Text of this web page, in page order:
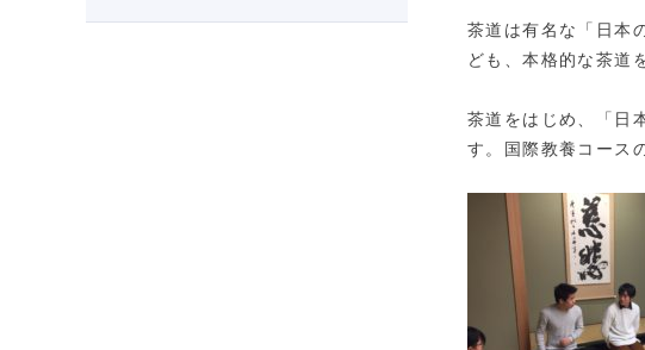
茶道は有名な「日本
ども、本格的な茶道
茶道をはじめ、「日
す。国際教養コース